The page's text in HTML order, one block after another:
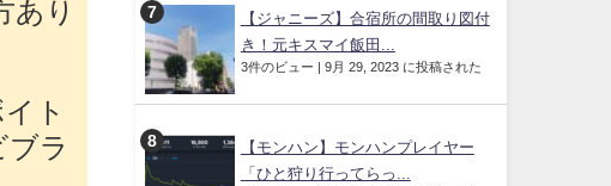
あり
ト
ラ
【ジャニーズ】合宿所の間取り図付
き！元キスマイ飯田...
3件のビュー | 9月 29, 2023 に投稿された
【モンハン】モンハンプレイヤー
「ひと狩り行ってらっ...